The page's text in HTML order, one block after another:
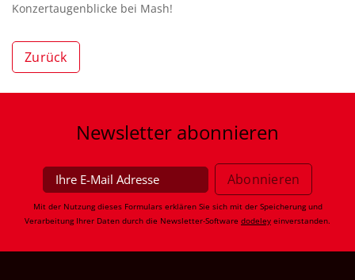
Konzertaugenblicke bei Mash!
Zurück
Newsletter abonnieren
Mit der Nutzung dieses Formulars erklären Sie sich mit der Speicherung und
Verarbeitung Ihrer Daten durch die Newsletter-Software dodeley einverstanden.